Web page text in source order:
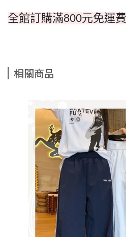
全館訂購滿800元免運
相關商品